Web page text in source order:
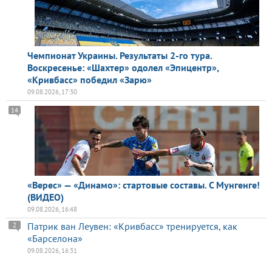
Чемпионат Украины. Результаты 2-го тура.
Воскресенье: «Шахтер» одолел «Эпицентр»,
«Кривбасс» победил «Зарю»
09.08.2026, 17:30
«Верес» — «Динамо»: стартовые составы. С Мунгенге!
(ВИДЕО)
14
09.08.2026, 16:48
Патрик ван Леувен: «Кривбасс» тренируется, как
«Барселона»
2
09.08.2026, 16:31